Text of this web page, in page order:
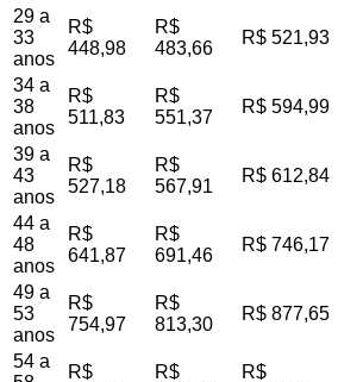
29 a
33
anos
R$
448,98
R$
483,66
R$ 521,93
34 a
38
anos
R$
511,83
R$
551,37
R$ 594,99
39 a
43
anos
R$
527,18
R$
567,91
R$ 612,84
44 a
48
anos
R$
641,87
R$
691,46
R$ 746,17
49 a
53
anos
R$
754,97
R$
813,30
R$ 877,65
54 a
R$
R$
R$